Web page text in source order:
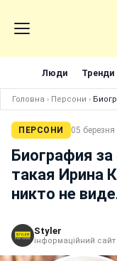
Люди Тренди
Головна › Персони ›
ПЕРСОНИ 05
Биография
такая Ирина
никто не
Styler
інформаційний сайт